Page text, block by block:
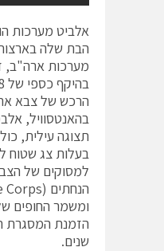
אלביט מערכות
הבת שלה
מערכות ארה"ב,
הרכש של צבא
בהאנטסוויל,
תצוגה עילית,
בעלות צג שטוח
ומשמר החופים
הזמנת המסגרת
שנים.